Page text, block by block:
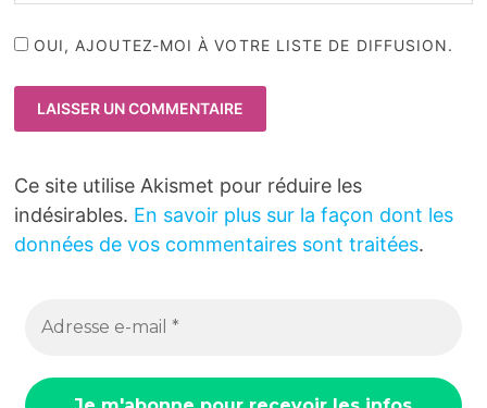
OUI, AJOUTEZ-MOI À VOTRE LISTE DE DIFFUSION.
Ce site utilise Akismet pour réduire les
indésirables. En savoir plus sur la façon dont les
données de vos commentaires sont traitées.